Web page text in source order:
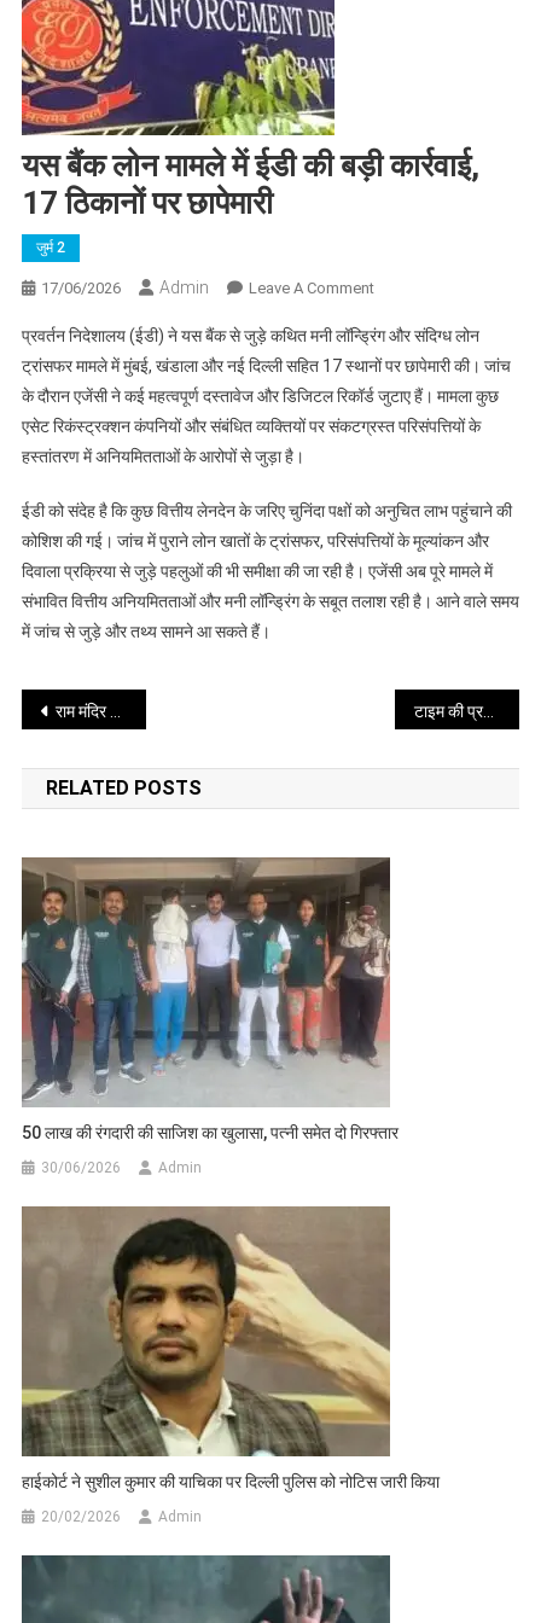
यस बैंक लोन मामले में ईडी की बड़ी कार्रवाई,
17 ठिकानों पर छापेमारी
जुर्म 2
17/06/2026 Admin Leave A CommentOn
बैंक
लोन
मामले
में
बड़ी
कार्रवाई,
17
ठिकानों
प्रवर्तन निदेशालय (ईडी) ने यस बैंक से जुड़े कथित मनी लॉन्ड्रिंग और संदिग्ध लोन
ट्रांसफर मामले में मुंबई, खंडाला और नई दिल्ली सहित 17 स्थानों पर छापेमारी की। जांच
के दौरान एजेंसी ने कई महत्वपूर्ण दस्तावेज और डिजिटल रिकॉर्ड जुटाए हैं। मामला कुछ
एसेट रिकंस्ट्रक्शन कंपनियों और संबंधित व्यक्तियों पर संकटग्रस्त परिसंपत्तियों के
हस्तांतरण में अनियमितताओं के आरोपों से जुड़ा है।
ईडी को संदेह है कि कुछ वित्तीय लेनदेन के जरिए चुनिंदा पक्षों को अनुचित लाभ पहुंचाने की
कोशिश की गई। जांच में पुराने लोन खातों के ट्रांसफर, परिसंपत्तियों के मूल्यांकन और
दिवाला प्रक्रिया से जुड़े पहलुओं की भी समीक्षा की जा रही है। एजेंसी अब पूरे मामले में
संभावित वित्तीय अनियमितताओं और मनी लॉन्ड्रिंग के सबूत तलाश रही है। आने वाले समय
में जांच से जुड़े और तथ्य सामने आ सकते हैं।
Post
navigation
राम मंदिर चढ़ावा विवाद: आरोपों और शिकायतों के बीच बढ़ा राजनीतिक घमासान टाइम की प्रभावशाली खिलाड़ियों की सूची में चमकी स्मृति मंधाना
RELATED POSTS
50 लाख की रंगदारी की साजिश का खुलासा, पत्नी समेत दो गिरफ्तार
30/06/2026 Admin
हाईकोर्ट ने सुशील कुमार की याचिका पर दिल्ली पुलिस को नोटिस जारी किया
20/02/2026 Admin